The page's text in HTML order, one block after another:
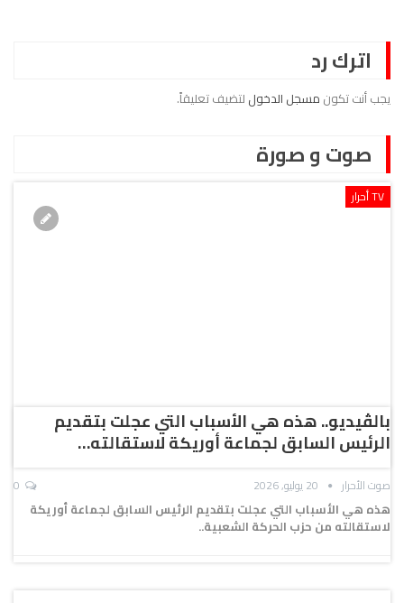
اترك رد
يجب أنت تكون مسجل الدخول لتضيف تعليقاً.
صوت و صورة
TV أحرار
بالڤيديو.. هذه هي الأسباب التي عجلت بتقديم
الرئيس السابق لجماعة أوريكة لاستقالته…
صوت الأحرار 20 يوليو, 2026
هذه هي الأسباب التي عجلت بتقديم الرئيس السابق لجماعة أوريكة
لاستقالته من حزب الحركة الشعبية..